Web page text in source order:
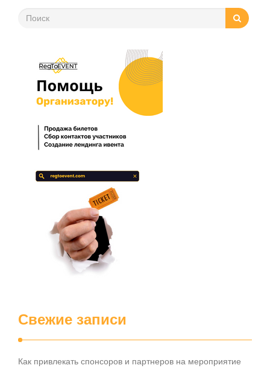
Свежие записи
Как привлекать спонсоров и партнеров на мероприятие